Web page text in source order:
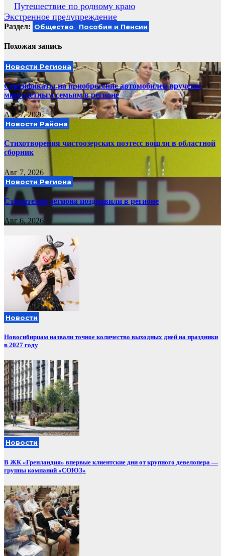
Навигация
по
записям
Путешествие по родному краю
Экстренное предупреждение
Раздел: Общество Пособия и Пенсии
Похожая запись
Новости Региона
Сертификаты на приобретение автомобилей вручены
многодетным семьям в регионе
Авг 7, 2026
Новости Района
Стихотворения чистоозерских поэтесс вошли в областной
сборник
Авг 7, 2026
Новости Региона
Строителей региона поздравили в регионе
Авг 6, 2026
Новости
Новосибирцам назвали точное количество выходных дней на праздники
в 2027 году
Новости
В ЖК «Гренландия» впервые клиентские дни от крупного девелопера —
группы компаний «СОЮЗ»